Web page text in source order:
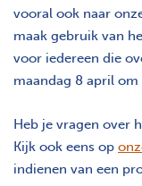
vooral ook naar
maak gebruik van
voor iedereen die
maandag 8 april om
Heb je vragen over
Kijk ook eens op
indienen van een